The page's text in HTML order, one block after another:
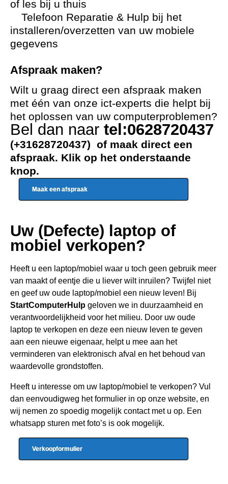
of les bij u thuis
Telefoon Reparatie & Hulp bij het
installeren/overzetten van uw mobiele
gegevens
Afspraak maken?
Wilt u graag direct een afspraak maken
met één van onze ict-experts die helpt bij
het oplossen van uw computerproblemen?
Bel dan naar tel:0628720437
(+31628720437) of maak direct een
afspraak. Klik op het onderstaande
knop.
Maak een afspraak
Uw (Defecte) laptop of
mobiel verkopen?
Heeft u een laptop/mobiel waar u toch geen gebruik meer
van maakt of eentje die u liever wilt inruilen? Twijfel niet
en geef uw oude laptop/mobiel een nieuw leven! Bij
StartComputerHulp geloven we in duurzaamheid en
verantwoordelijkheid voor het milieu. Door uw oude
laptop te verkopen en deze een nieuw leven te geven
aan een nieuwe eigenaar, helpt u mee aan het
verminderen van elektronisch afval en het behoud van
waardevolle grondstoffen.
Heeft u interesse om uw laptop/mobiel te verkopen? Vul
dan eenvoudigweg het formulier in op onze website, en
wij nemen zo spoedig mogelijk contact met u op. Een
whatsapp sturen met foto’s is ook mogelijk.
Verkoopformulier